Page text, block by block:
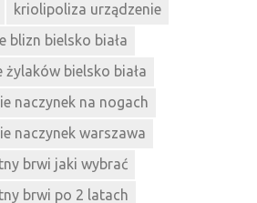
kriolipoliza urządzenie
blizn bielsko biała
żylaków bielsko biała
naczynek na nogach
naczynek warszawa
brwi jaki wybrać
brwi po 2 latach